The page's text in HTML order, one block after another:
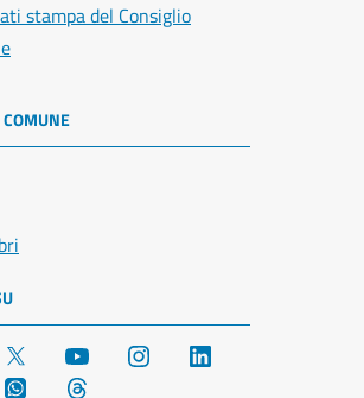
stampa del Consiglio
YouTube Instagram
WhatsApp